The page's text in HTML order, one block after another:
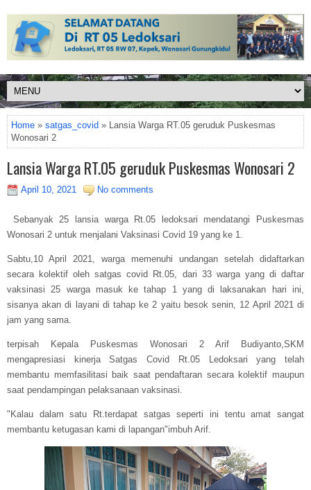
Home » satgas_covid » Lansia Warga RT.05 geruduk Puskesmas
Wonosari 2
Lansia Warga RT.05 geruduk Puskesmas Wonosari 2
April 10, 2021 No comments
Sebanyak 25 lansia warga Rt.05 ledoksari mendatangi Puskesmas
Wonosari 2 untuk menjalani Vaksinasi Covid 19 yang ke 1.
Sabtu,10 April 2021, warga memenuhi undangan setelah didaftarkan
secara kolektif oleh satgas covid Rt.05, dari 33 warga yang di daftar
vaksinasi 25 warga masuk ke tahap 1 yang di laksanakan hari ini,
sisanya akan di layani di tahap ke 2 yaitu besok senin, 12 April 2021 di
jam yang sama.
terpisah Kepala Puskesmas Wonosari 2 Arif Budiyanto,SKM
mengapresiasi kinerja Satgas Covid Rt.05 Ledoksari yang telah
membantu memfasilitasi baik saat pendaftaran secara kolektif maupun
saat pendampingan pelaksanaan vaksinasi.
"Kalau dalam satu Rt.terdapat satgas seperti ini tentu amat sangat
membantu ketugasan kami di lapangan"imbuh Arif.